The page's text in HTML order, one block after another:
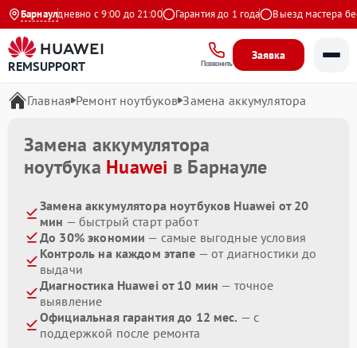
Барнаул
Ежедневно с 9:00 до 21:00 Гарантия до 1 года Выезд мастера
REMSUPPORT Позвонить
Заявка
Главная Ремонт ноутбуков Замена аккумулятора
Замена аккумулятора
ноутбука Huawei в Барнауле
Замена аккумулятора ноутбуков Huawei от 20
мин — быстрый старт работ
До 30% экономии — самые выгодные условия
Контроль на каждом этапе — от диагностики до
выдачи
Диагностика Huawei от 10 мин — точное
выявление
Официальная гарантия до 12 мес. — с
поддержкой после ремонта